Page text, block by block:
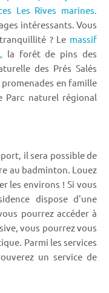
Les Rives marines.
intéressants. Vous
? Le massif
la forêt de pins des
des Prés Salés
en famille
Parc naturel régional
il sera possible de
au badminton. Louez
les environs ! Si vous
dispose d'une
pourrez accéder à
vous pourrez vous
Parmi les services
un service de